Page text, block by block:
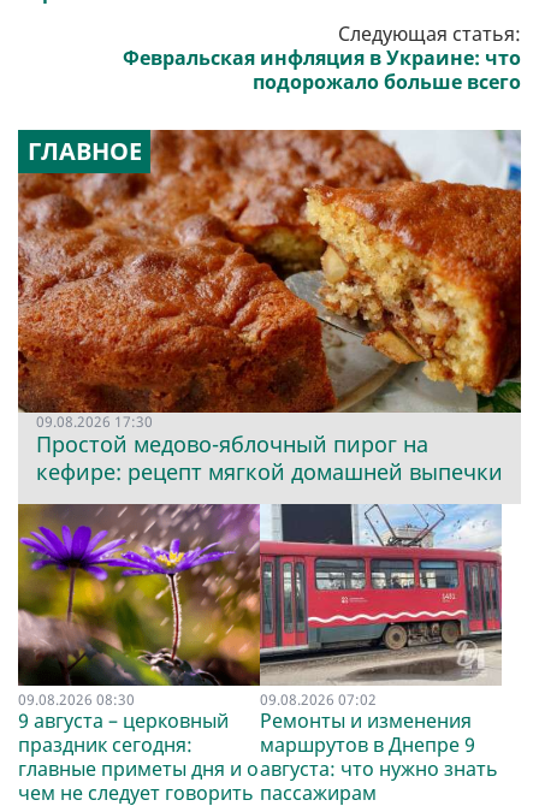
Следующая статья:
Февральская инфляция в Украине: что
подорожало больше всего
ГЛАВНОЕ
09.08.2026 17:30
Простой медово-яблочный пирог на
кефире: рецепт мягкой домашней выпечки
09.08.2026 08:30
9 августа – церковный
праздник сегодня:
главные приметы дня и о
чем не следует говорить
09.08.2026 07:02
Ремонты и изменения
маршрутов в Днепре 9
августа: что нужно знать
пассажирам